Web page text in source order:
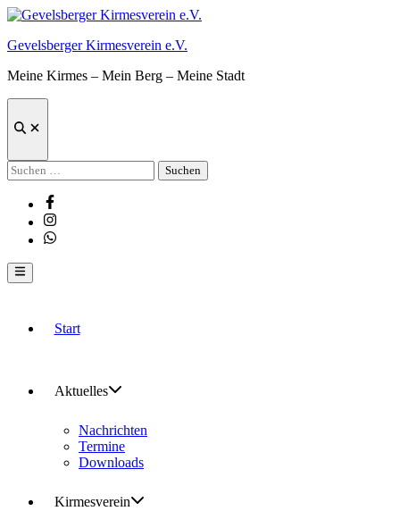
Zum
springen
Gevelsberger Kirmesverein e.V.
Meine Kirmes – Mein Berg – Meine Stadt
Suche
Suchen
nach:
Facebook
Instagram
Whatsapp
Hauptmenü
Start
Aktuelles
Nachrichten
Termine
Downloads
Kirmesverein